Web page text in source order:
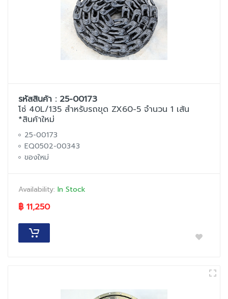
รหัสสินค้า : 25-00173
โซ่ 40L/135 สำหรับรถขุด ZX60-5 จำนวน 1 เส้น
*สินค้าใหม่
25-00173
EQ0502-00343
ของใหม่
Availability: In Stock
฿ 11,250